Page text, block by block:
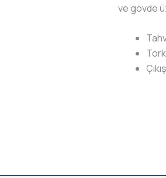
ve gövde
Tork